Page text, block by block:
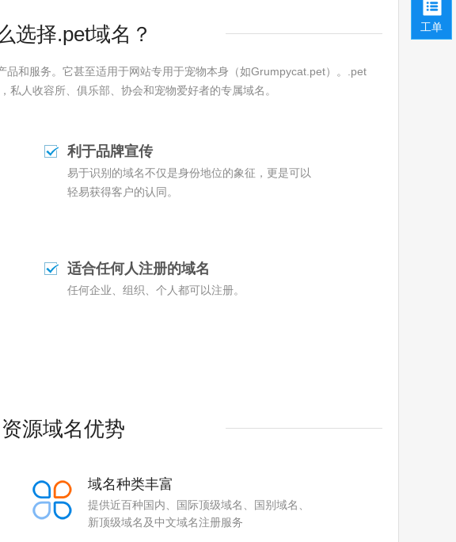
工单
选择.pet域名？
品和服务。它甚至适用于网站专用于宠物本身（如Grumpycat.pet）。.pet
人收容所、俱乐部、协会和宠物爱好者的专属域名。
利于品牌宣传
易于识别的域名不仅是身份地位的象征，更是可以
轻易获得客户的认同。
适合任何人注册的域名
任何企业、组织、个人都可以注册。
源域名优势
域名种类丰富
提供近百种国内、国际顶级域名、国别域名、
新顶级域名及中文域名注册服务